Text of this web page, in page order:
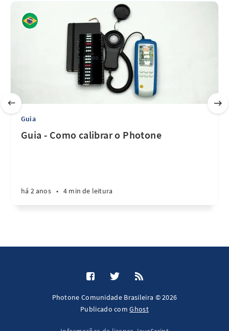
Guia
Guia - Como calibrar o Photone
há 2 anos • 4 min de leitura
Photone Comunidade Brasileira © 2026
Publicado comGhost